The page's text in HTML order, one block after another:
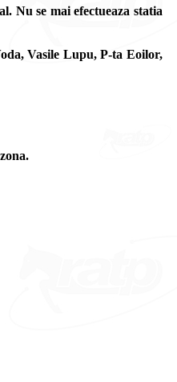
Nu se mai efectueaza statia
Vasile Lupu, P-ta Eoilor,